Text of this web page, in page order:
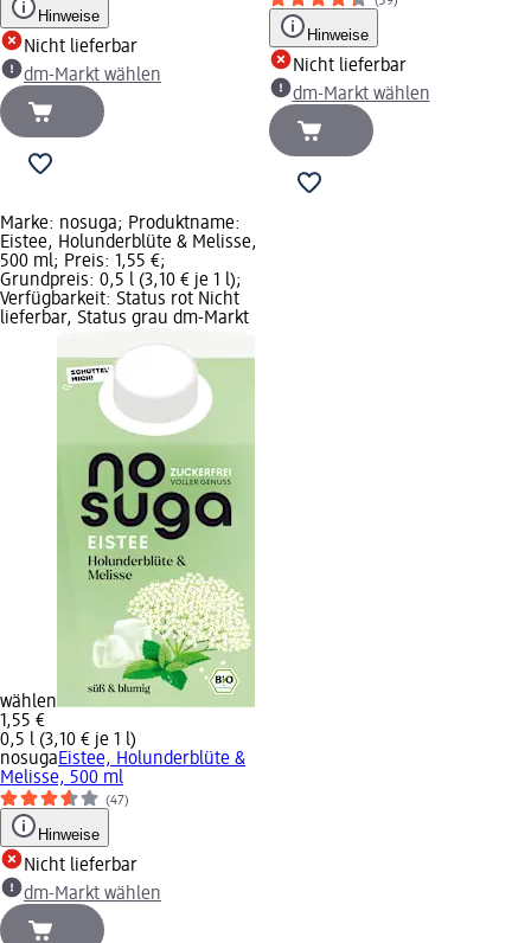
Hinweise
Nicht lieferbar
dm-Markt wählen
Hinweise
Nicht lieferbar
dm-Markt wählen
Marke: nosuga; Produktname:
Eistee, Holunderblüte & Melisse,
500 ml; Preis: 1,55 €;
Grundpreis: 0,5 l (3,10 € je 1 l);
Verfügbarkeit: Status rot Nicht
lieferbar, Status grau dm-Markt
wählen
1,55 €
0,5 l (3,10 € je 1 l)
nosugaEistee, Holunderblüte &
Melisse, 500 ml
(47)
Hinweise
Nicht lieferbar
dm-Markt wählen